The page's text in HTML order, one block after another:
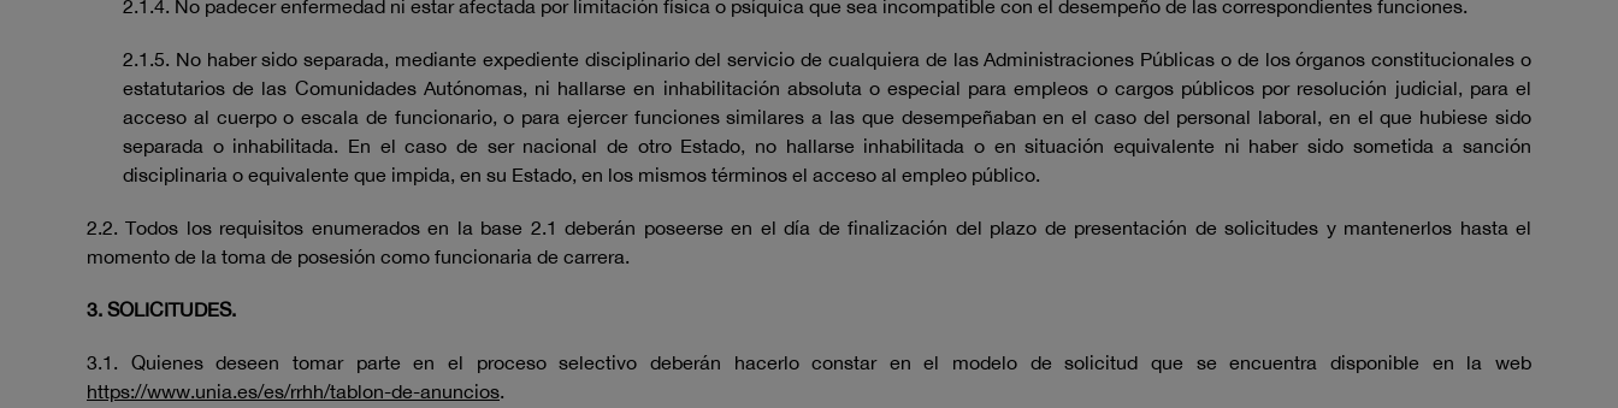
2.1.4. No padecer enfermedad ni estar afectada por limitación física o psíquica que sea incompatible con el desempeño de las correspondientes funciones.
2.1.5. No haber sido separada, mediante expediente disciplinario del servicio de cualquiera de las Administraciones Públicas o de los órganos constitucionales o
estatutarios de las Comunidades Autónomas, ni hallarse en inhabilitación absoluta o especial para empleos o cargos públicos por resolución judicial, para el
acceso al cuerpo o escala de funcionario, o para ejercer funciones similares a las que desempeñaban en el caso del personal laboral, en el que hubiese sido
separada o inhabilitada. En el caso de ser nacional de otro Estado, no hallarse inhabilitada o en situación equivalente ni haber sido sometida a sanción
disciplinaria o equivalente que impida, en su Estado, en los mismos términos el acceso al empleo público.
2.2. Todos los requisitos enumerados en la base 2.1 deberán poseerse en el día de finalización del plazo de presentación de solicitudes y mantenerlos hasta el
momento de la toma de posesión como funcionaria de carrera.
3. SOLICITUDES.
3.1. Quienes deseen tomar parte en el proceso selectivo deberán hacerlo constar en el modelo de solicitud que se encuentra disponible en la web
https://www.unia.es/es/rrhh/tablon-de-anuncios.